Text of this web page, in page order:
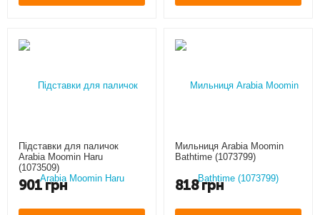
Підставки для паличок
Arabia Moomin Haru
(1073509)
901грн
Мильниця Arabia Moomin
Bathtime (1073799)
818грн